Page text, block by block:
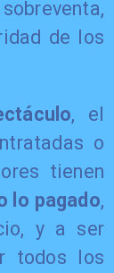
de los
, el
o
tienen
lo pagado,
y a ser
todos los